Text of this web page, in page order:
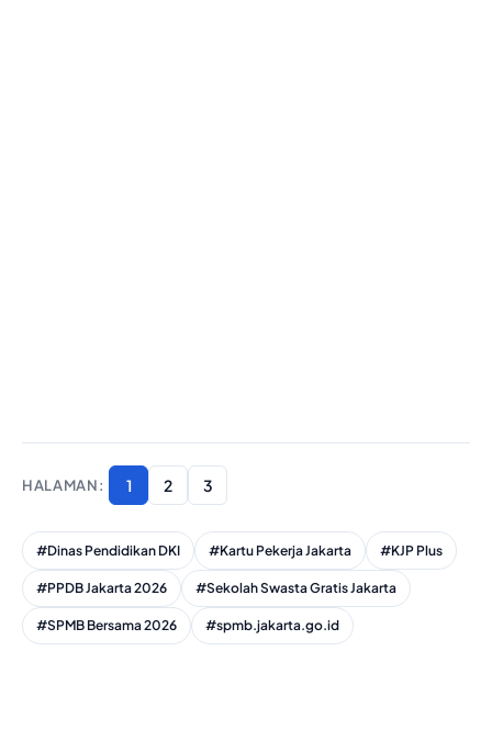
1 2 3
#Dinas Pendidikan DKI #Kartu Pekerja Jakarta #KJP Plus
#PPDB Jakarta 2026 #Sekolah Swasta Gratis Jakarta
#SPMB Bersama 2026 #spmb.jakarta.go.id